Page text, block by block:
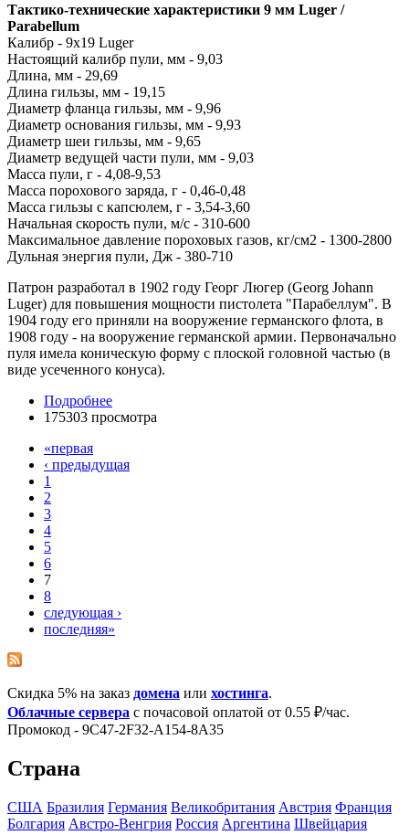
Тактико-технические характеристики 9 мм Luger /
Parabellum
Калибр - 9x19 Luger
Настоящий калибр пули, мм - 9,03
Длина, мм - 29,69
Длина гильзы, мм - 19,15
Диаметр фланца гильзы, мм - 9,96
Диаметр основания гильзы, мм - 9,93
Диаметр шеи гильзы, мм - 9,65
Диаметр ведущей части пули, мм - 9,03
Масса пули, г - 4,08-9,53
Масса порохового заряда, г - 0,46-0,48
Масса гильзы с капсюлем, г - 3,54-3,60
Начальная скорость пули, м/с - 310-600
Максимальное давление пороховых газов, кг/см2 - 1300-2800
Дульная энергия пули, Дж - 380-710
Патрон разработал в 1902 году Георг Люгер (Georg Johann
Luger) для повышения мощности пистолета "Парабеллум". В
1904 году его приняли на вооружение германского флота, в
1908 году - на вооружение германской армии. Первоначально
пуля имела коническую форму с плоской головной частью (в
виде усеченного конуса).
Подробнее
175303 просмотра
«первая
‹ предыдущая
1
2
3
4
5
6
7
8
следующая ›
последняя»
Скидка 5% на заказ домена или хостинга.
Облачные сервера с почасовой оплатой от 0.55 ₽/час.
Промокод - 9C47-2F32-A154-8A35
Страна
США Бразилия Германия Великобритания Австрия Франция
Болгария Австро-Венгрия Росcия Аргентина Швейцария